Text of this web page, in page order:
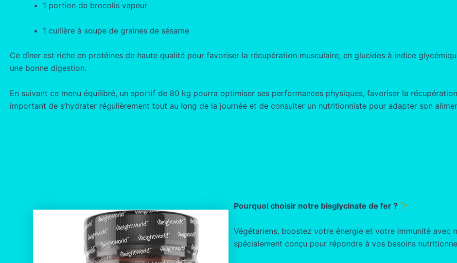
1 portion de brocolis vapeur
1 cuillère à soupe de graines de sésame
Ce dîner est riche en protéines de haute qualité pour favoriser la récupération musculaire, en glucides à indice
une bonne digestion.
En suivant ce menu équilibré, un sportif de 80 kg pourra optimiser ses performances physiques, favoriser la
important de s’hydrater régulièrement tout au long de la journée et de consulter un nutritionniste pour adapter son
Pourquoi choisir notre bisglycinate de fer ?
Végétariens, boostez votre énergie et votre immunité avec
spécialement conçu pour répondre à vos besoins